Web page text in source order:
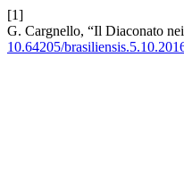
[1]
G. Cargnello, “Il Diaconato
10.64205/